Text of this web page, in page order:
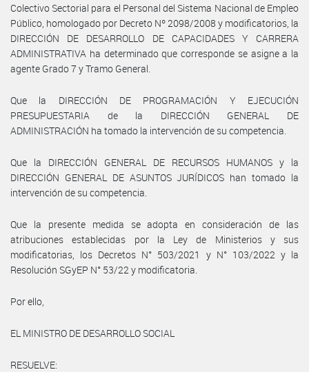
Colectivo Sectorial para el Personal del Sistema Nacional de Empleo
Público, homologado por Decreto Nº 2098/2008 y modificatorios, la
DIRECCIÓN DE DESARROLLO DE CAPACIDADES Y CARRERA
ADMINISTRATIVA ha determinado que corresponde se asigne a la
agente Grado 7 y Tramo General.
Que la DIRECCIÓN DE PROGRAMACIÓN Y EJECUCIÓN
PRESUPUESTARIA de la DIRECCIÓN GENERAL DE
ADMINISTRACIÓN ha tomado la intervención de su competencia.
Que la DIRECCIÓN GENERAL DE RECURSOS HUMANOS y la
DIRECCIÓN GENERAL DE ASUNTOS JURÍDICOS han tomado la
intervención de su competencia.
Que la presente medida se adopta en consideración de las
atribuciones establecidas por la Ley de Ministerios y sus
modificatorias, los Decretos N° 503/2021 y N° 103/2022 y la
Resolución SGyEP N° 53/22 y modificatoria.
Por ello,
EL MINISTRO DE DESARROLLO SOCIAL
RESUELVE: